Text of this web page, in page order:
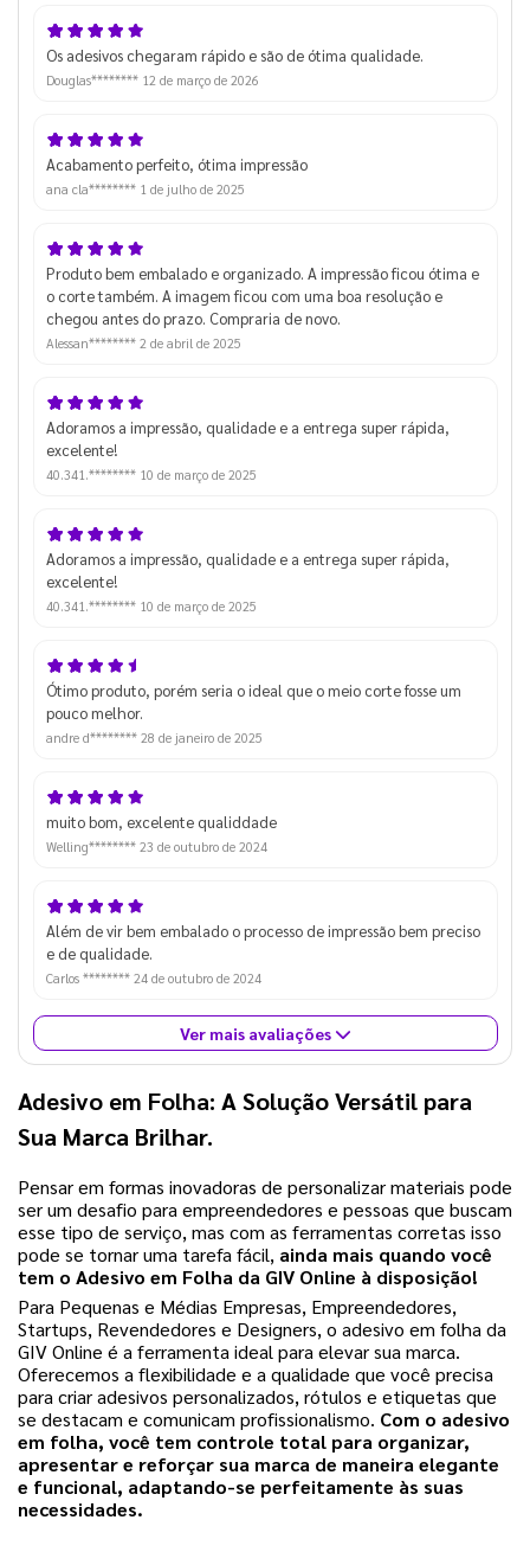
Os adesivos chegaram rápido e são de ótima qualidade.
Douglas******** 12 de março de 2026
Acabamento perfeito, ótima impressão
ana cla******** 1 de julho de 2025
Produto bem embalado e organizado. A impressão ficou ótima e
o corte também. A imagem ficou com uma boa resolução e
chegou antes do prazo. Compraria de novo.
Alessan******** 2 de abril de 2025
Adoramos a impressão, qualidade e a entrega super rápida,
excelente!
40.341.******** 10 de março de 2025
Adoramos a impressão, qualidade e a entrega super rápida,
excelente!
40.341.******** 10 de março de 2025
Ótimo produto, porém seria o ideal que o meio corte fosse um
pouco melhor.
andre d******** 28 de janeiro de 2025
muito bom, excelente qualiddade
Welling******** 23 de outubro de 2024
Além de vir bem embalado o processo de impressão bem preciso
e de qualidade.
Carlos ******** 24 de outubro de 2024
Ver mais avaliações
Adesivo em Folha: A Solução Versátil para
Sua Marca Brilhar.
Pensar em formas inovadoras de personalizar materiais pode
ser um desafio para empreendedores e pessoas que buscam
esse tipo de serviço, mas com as ferramentas corretas isso
pode se tornar uma tarefa fácil, ainda mais quando você
tem o Adesivo em Folha da GIV Online à disposição!
Para Pequenas e Médias Empresas, Empreendedores,
Startups, Revendedores e Designers, o adesivo em folha da
GIV Online é a ferramenta ideal para elevar sua marca.
Oferecemos a flexibilidade e a qualidade que você precisa
para criar adesivos personalizados, rótulos e etiquetas que
se destacam e comunicam profissionalismo. Com o adesivo
em folha, você tem controle total para organizar,
apresentar e reforçar sua marca de maneira elegante
e funcional, adaptando-se perfeitamente às suas
necessidades.